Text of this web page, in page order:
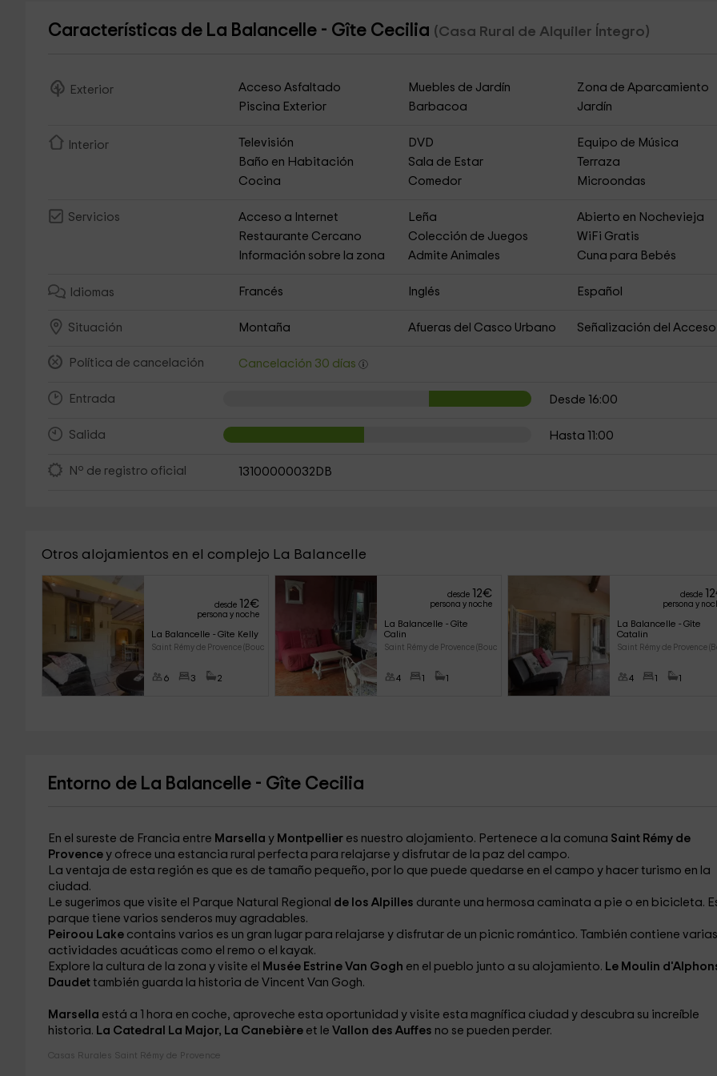
Características de La Balancelle - Gîte Cecilia (Casa Rural de Alquiler Íntegro)
Exterior Acceso Asfaltado Muebles de Jardín
Zona de Aparcamiento
Piscina Exterior
Barbacoa Jardín
Interior Televisión DVD
Equipo de Música
Baño en Habitación
Sala de Estar
Terraza
Cocina
Comedor Microondas
Servicios Acceso a Internet Leña
Abierto en Nochevieja
Restaurante Cercano
Colección de Juegos
WiFi Gratis
Información sobre la zona
Admite Animales Cuna para Bebés
Idiomas Francés Inglés Español
Situación Montaña Afueras del Casco Urbano Señalización del Acceso
Política de cancelación Cancelación 30 días
Entrada Desde 16:00
Salida Hasta 11:00
Nº de registro oficial 13100000032DB
Otros alojamientos en el complejo La Balancelle
desde 12€
persona y noche
La Balancelle - Gîte Kelly
Saint Rémy de Provence (Bouch
6 3 2
desde 12€
persona y noche
La Balancelle - Gîte
Calin
Saint Rémy de Provence (Bouch
4 1 1
desde 12
persona y
La Balancelle - Gîte
Catalin
Saint Rémy de Provence
4 1 1
Entorno de La Balancelle - Gîte Cecilia
En el sureste de Francia entre Marsella y Montpellier es nuestro alojamiento. Pertenece a la comuna Saint Rémy de
Provence y ofrece una estancia rural perfecta para relajarse y disfrutar de la paz del campo.
La ventaja de esta región es que es de tamaño pequeño, por lo que puede quedarse en el campo y hacer turismo en la
ciudad.
Le sugerimos que visite el Parque Natural Regional de los Alpilles durante una hermosa caminata a pie o en bicicleta.
parque tiene varios senderos muy agradables.
Peiroou Lake contains varios es un gran lugar para relajarse y disfrutar de un picnic romántico. También contiene varias
actividades acuáticas como el remo o el kayak.
Explore la cultura de la zona y visite el
Musée Estrine Van Gogh en el pueblo junto a su alojamiento. Le Moulin
Daudet también guarda la historia de Vincent Van Gogh.
Marsella está a 1 hora en coche, aproveche esta oportunidad y visite esta magnífica ciudad y descubra su increíble
historia. La Catedral La Major, La Canebière et le Vallon des Auffes no se pueden perder.
Casas Rurales Saint Rémy de Provence